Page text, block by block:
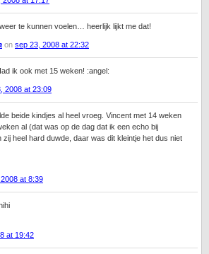
te kunnen voelen… heerlijk lijkt me dat!
on sep 23, 2008 at 22:32
ik ook met 15 weken! :angel:
2008 at 23:09
beide kindjes al heel vroeg. Vincent met 14 weken
al (dat was op de dag dat ik een echo bij
heel hard duwde, daar was dit kleintje het dus niet
at 8:39
at 19:42